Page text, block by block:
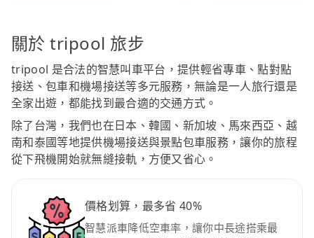
關於 tripool 旅步
tripool 是合法的智慧叫車平台，提供輕省專車、點對點
接送、包車和機場接送等多元服務，無論是一人旅行還是
全家出遊，都能找到最合適的交通方式。
除了台灣，我們也在日本、韓國、新加坡、馬來西亞、越
南和泰國等地提供機場接送與景點包車服務，讓你的旅程
從下飛機開始就無縫接軌，方便又省心。
價格划算，最多省 40%
智慧派車降低空車率，讓你中長途搭乘最